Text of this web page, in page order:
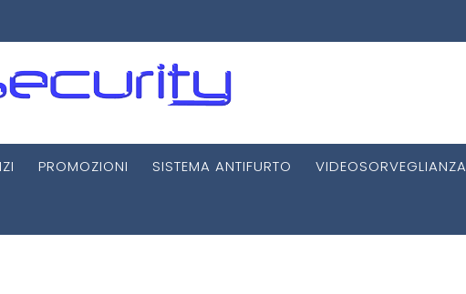
PROMOZIONI SISTEMA ANTIFURTO VIDEOSORVEGLIANZA